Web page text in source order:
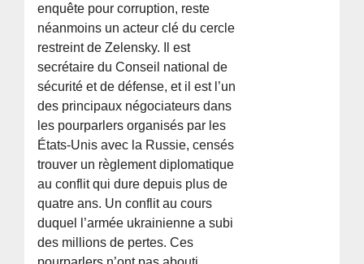
enquête pour corruption, reste
néanmoins un acteur clé du cercle
restreint de Zelensky. Il est
secrétaire du Conseil national de
sécurité et de défense, et il est l’un
des principaux négociateurs dans
les pourparlers organisés par les
États-Unis avec la Russie, censés
trouver un règlement diplomatique
au conflit qui dure depuis plus de
quatre ans. Un conflit au cours
duquel l’armée ukrainienne a subi
des millions de pertes. Ces